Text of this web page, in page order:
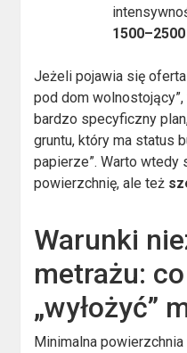
1500–2500
Jeżeli pojawia się oferta
pod dom
bardzo specyficzny
gruntu, który ma status
papierze”. Warto wtedy
powierzchnię, ale też
Warunki
metrażu:
„wyłożyć”
Minimalna